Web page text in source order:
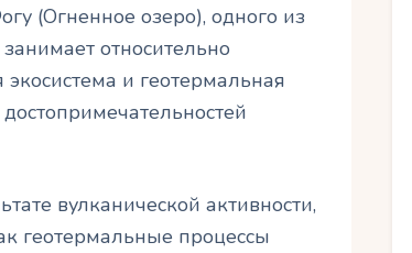
(Огненное озеро), одного из
относительно
и геотермальная
вулканической активности,
геотермальные процессы